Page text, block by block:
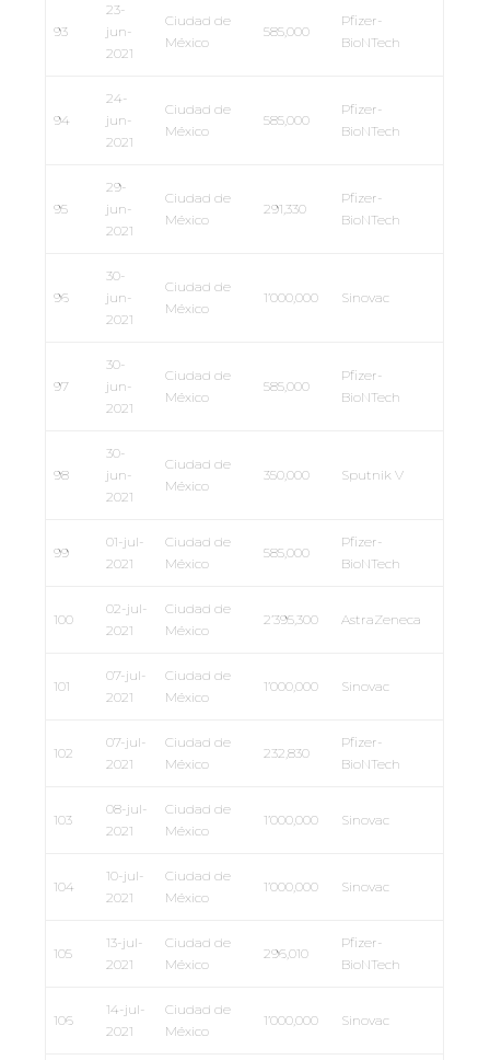
93
23-
jun-
2021
Ciudad de
México
585,000
Pfizer-
BioNTech
94
24-
jun-
2021
Ciudad de
México
585,000
Pfizer-
BioNTech
95
29-
jun-
2021
Ciudad de
México
291,330
Pfizer-
BioNTech
96
30-
jun-
2021
Ciudad de
México
1’000,000 Sinovac
97
30-
jun-
2021
Ciudad de
México
585,000
Pfizer-
BioNTech
98
30-
jun-
2021
Ciudad de
México
350,000 Sputnik V
99
01-jul-
2021
Ciudad de
México
585,000
Pfizer-
BioNTech
100
02-jul-
2021
Ciudad de
México
2’395,300 AstraZeneca
101
07-jul-
2021
Ciudad de
México
1’000,000 Sinovac
102
07-jul-
2021
Ciudad de
México
232,830
Pfizer-
BioNTech
103
08-jul-
2021
Ciudad de
México
1’000,000 Sinovac
104
10-jul-
2021
Ciudad de
México
1’000,000 Sinovac
105
13-jul-
2021
Ciudad de
México
296,010
Pfizer-
BioNTech
106
14-jul-
2021
Ciudad de
México
1’000,000 Sinovac